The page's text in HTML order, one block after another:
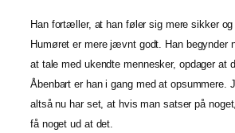
Han fortæller, at han føler sig mere sikker og
Humøret er mere jævnt godt. Han begynder
at tale med ukendte mennesker, opdager at
Åbenbart er han i gang med at opsummere.
altså nu har set, at hvis man satser på
få noget ud at det.